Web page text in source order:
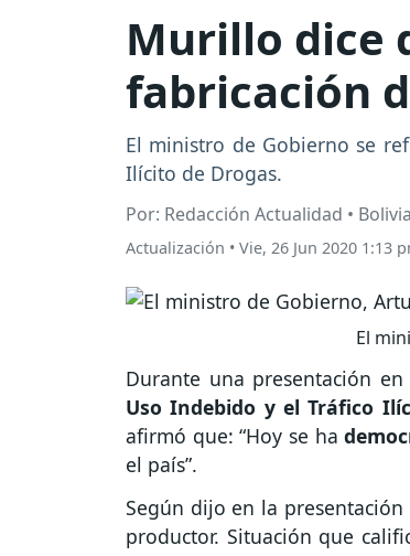
Murillo dice
fabricación
El ministro de Gobierno se
Ilícito de Drogas.
Por: Redacción Actualidad •
Actualización • Vie, 26 Jun 2020 1:13
El
Durante una presentación
Uso Indebido y el Tráfico
afirmó que: “Hoy se ha
el país”.
Según dijo en la presentación
productor. Situación que